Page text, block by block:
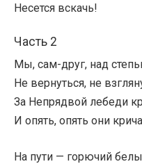
Несется вскачь!
Часть 2
Мы, сам-друг, над
Не вернуться, не
За Непрядвой лебеди
И опять, опять они
На пути — горючий